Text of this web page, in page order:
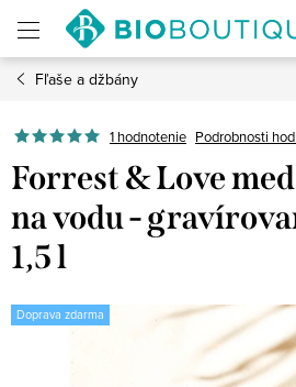
obsah
Fľaše a džbány
1 hodnotenie Podrobnosti
Forrest & Love
na vodu -
1,5 l
Doprava zdarma